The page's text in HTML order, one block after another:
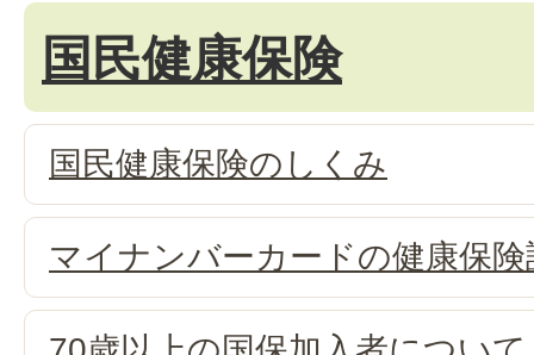
国民健康保険
国民健康保険のしくみ
マイナンバーカードの健康保